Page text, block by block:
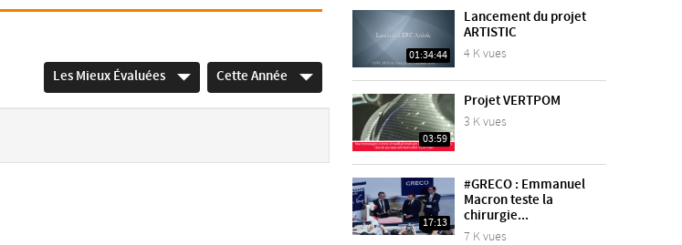
Les Mieux Évaluées Cette Année
01:34:44
Lancement du projet
ARTISTIC
4 K vues
03:59
Projet VERTPOM
3 K vues
17:13
#GRECO : Emmanuel
Macron teste la
chirurgie...
7 K vues